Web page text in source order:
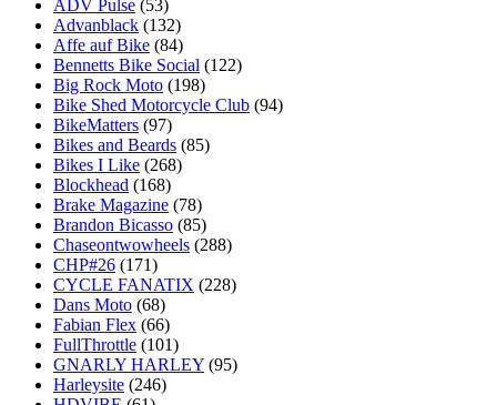
ADV Pulse (53)
Advanblack (132)
Affe auf Bike (84)
Bennetts Bike Social (122)
Big Rock Moto (198)
Bike Shed Motorcycle Club (94)
BikeMatters (97)
Bikes and Beards (85)
Bikes I Like (268)
Blockhead (168)
Brake Magazine (78)
Brandon Bicasso (85)
Chaseontwowheels (288)
CHP#26 (171)
CYCLE FANATIX (228)
Dans Moto (68)
Fabian Flex (66)
FullThrottle (101)
GNARLY HARLEY (95)
Harleysite (246)